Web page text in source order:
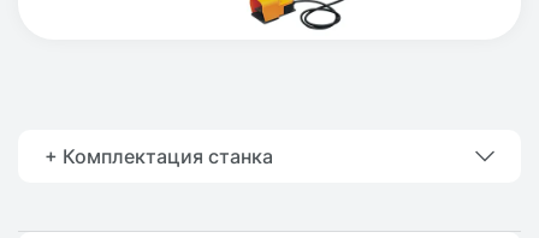
+ Комплектация станка